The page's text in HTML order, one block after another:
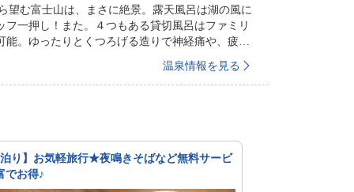
望む富士山は、まさに絶景。露天風呂は湖の風に
一押し！また。４つもある貸切風呂はファミリ
。ゆったりとくつろげる造りで神経痛や、疲労
温泉情報を見る
泊り】お気軽旅行★夜鳴きそばなど無料サービ
でお得♪